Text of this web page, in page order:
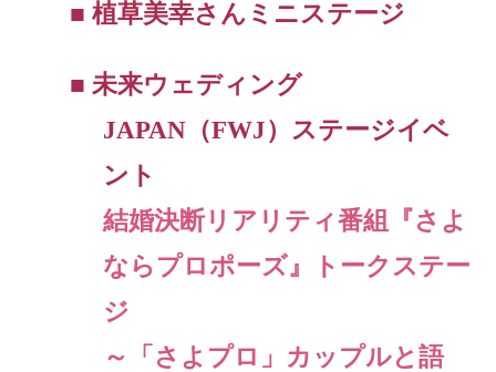
■ 植草美幸さんミニステージ
■ 未来ウェディング
JAPAN（FWJ）ステージイベ
ント
結婚決断リアリティ番組『さよ
ならプロポーズ』トークステー
ジ
～「さよプロ」カップルと語